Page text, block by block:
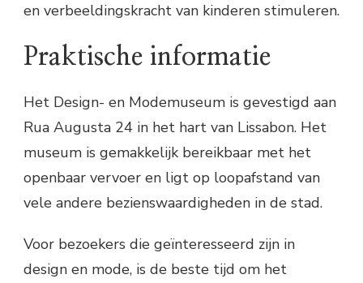
en verbeeldingskracht van kinderen stimuleren.
Praktische informatie
Het Design- en Modemuseum is gevestigd aan
Rua Augusta 24 in het hart van Lissabon. Het
museum is gemakkelijk bereikbaar met het
openbaar vervoer en ligt op loopafstand van
vele andere bezienswaardigheden in de stad.
Voor bezoekers die geïnteresseerd zijn in
design en mode, is de beste tijd om het